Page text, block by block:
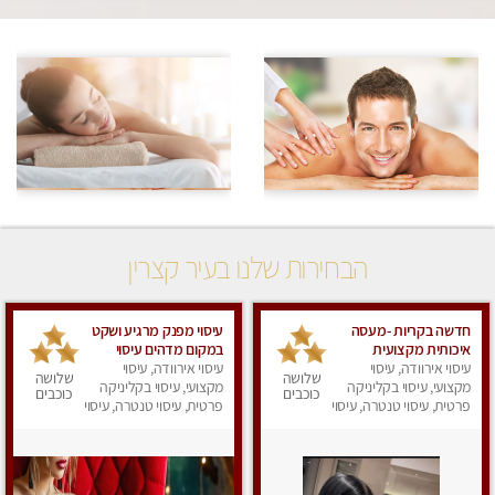
הבחירות שלנו בעיר קצרין
חדשה בקריות -מעסה
איכותית מקצועית
ומפנקת.פרטי !!!
עיסוי אירוודה, עיסוי
מקצועי, עיסוי בקליניקה
פרטית, עיסוי טנטרה, עיסוי
שלושה
כוכבים
עיסוי מפנק מרגיע ושקט
במקום מדהים עיסוי
מושקע מאוד לכל שרירי
הגוף...מומלץ!! פרטי !!+
לזוגות
עיסוי אירוודה, עיסוי
מקצועי, עיסוי בקליניקה
פרטית, עיסוי טנטרה, עיסוי
שלושה
כוכבים